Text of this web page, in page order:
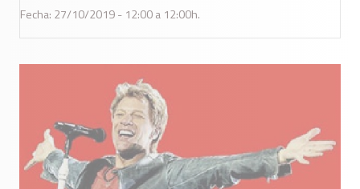
Fecha: 27/10/2019 - 12:00 a 12:00h.